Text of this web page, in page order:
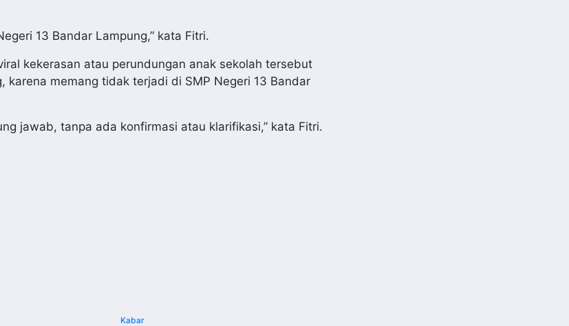
13 Bandar Lampung,” kata Fitri.
kekerasan atau perundungan anak sekolah tersebut
memang tidak terjadi di SMP Negeri 13 Bandar
jawab, tanpa ada konfirmasi atau klarifikasi,” kata Fitri.
Kabar